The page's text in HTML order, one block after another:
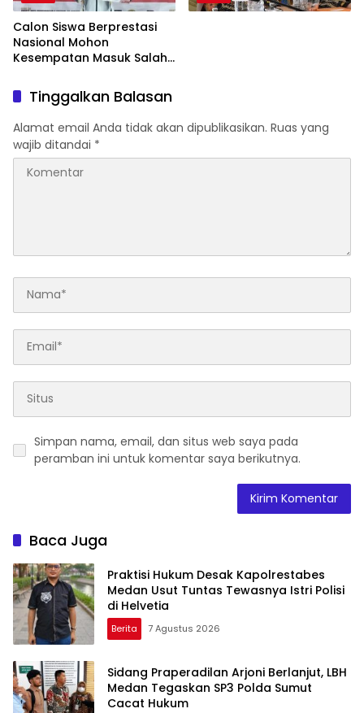
Calon Siswa Berprestasi
Nasional Mohon
Kesempatan Masuk Salah
Tinggalkan Balasan
Alamat email Anda tidak akan dipublikasikan. Ruas yang
wajib ditandai *
Simpan nama, email, dan situs web saya pada
peramban ini untuk komentar saya berikutnya.
Baca Juga
Praktisi Hukum Desak Kapolrestabes
Medan Usut Tuntas Tewasnya Istri Polisi
di Helvetia
Berita 7 Agustus 2026
Sidang Praperadilan Arjoni Berlanjut, LBH
Medan Tegaskan SP3 Polda Sumut
Cacat Hukum